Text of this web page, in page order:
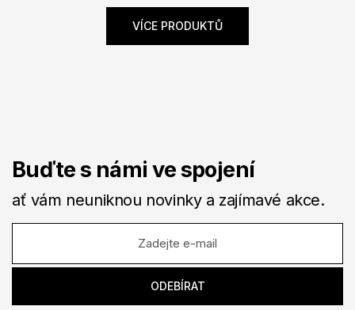
VÍCE PRODUKTŮ
Buďte s námi ve spojení
ať vám neuniknou novinky a zajímavé akce.